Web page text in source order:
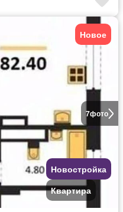
7фото
Новое
Новостройка
Квартира